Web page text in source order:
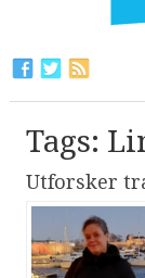
Tags:
Utforsker